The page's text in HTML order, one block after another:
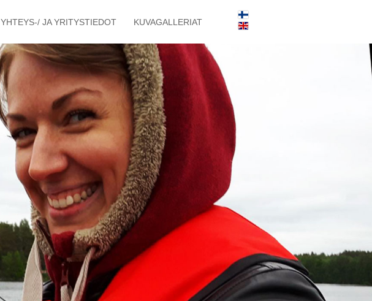
YHTEYS-/ JA YRITYSTIEDOT KUVAGALLERIAT